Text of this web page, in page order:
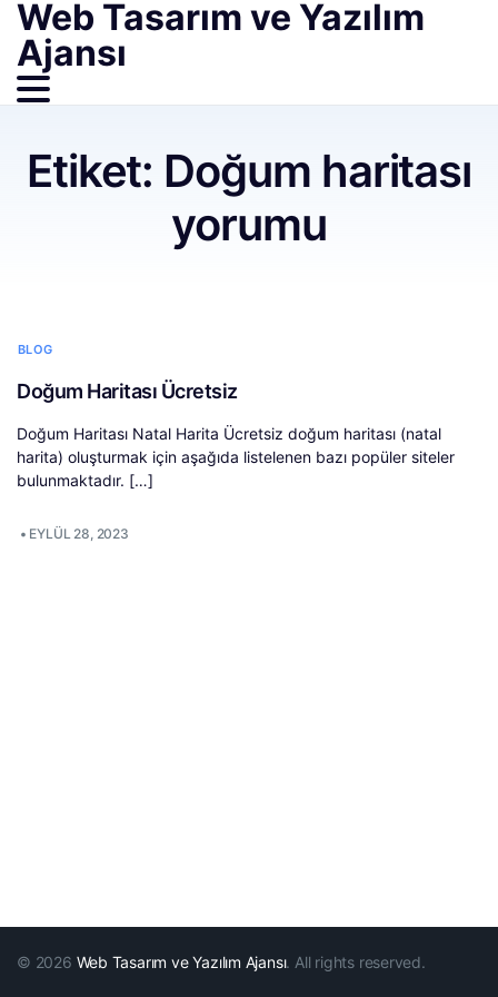
Web Tasarım ve Yazılım
Ajansı
Etiket: Doğum haritası
yorumu
BLOG
Doğum Haritası Ücretsiz
Doğum Haritası Natal Harita Ücretsiz doğum haritası (natal
harita) oluşturmak için aşağıda listelenen bazı popüler siteler
bulunmaktadır. […]
• EYLÜL 28, 2023
© 2026 Web Tasarım ve Yazılım Ajansı. All rights reserved.